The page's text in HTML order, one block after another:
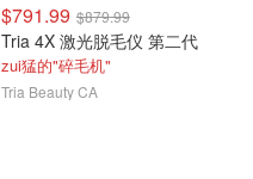
$791.99 $879.99
Tria 4X 激光脱毛仪 第二代
zui猛的"碎毛机"
Tria Beauty CA